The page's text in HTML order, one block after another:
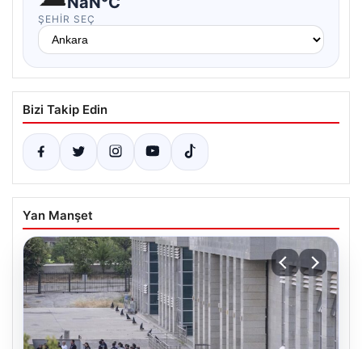
ŞEHIR SEÇ
Bizi Takip Edin
Yan Manşet